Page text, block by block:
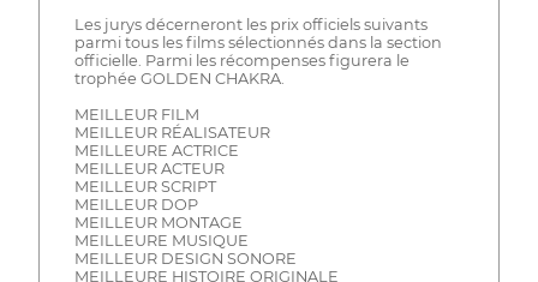
Les jurys décerneront les prix officiels suivants
parmi tous les films sélectionnés dans la section
officielle. Parmi les récompenses figurera le
trophée GOLDEN CHAKRA.
MEILLEUR FILM
MEILLEUR RÉALISATEUR
MEILLEURE ACTRICE
MEILLEUR ACTEUR
MEILLEUR SCRIPT
MEILLEUR DOP
MEILLEUR MONTAGE
MEILLEURE MUSIQUE
MEILLEUR DESIGN SONORE
MEILLEURE HISTOIRE ORIGINALE